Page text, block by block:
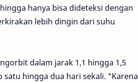
hanya bisa dideteksi dengan
lebih dingin dari suhu
dalam jarak 1,1 hingga 1,5
hingga dua hari sekali. "Karena